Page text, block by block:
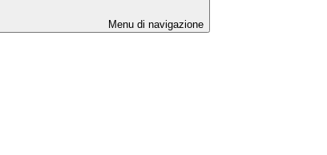
Menu di navigazione